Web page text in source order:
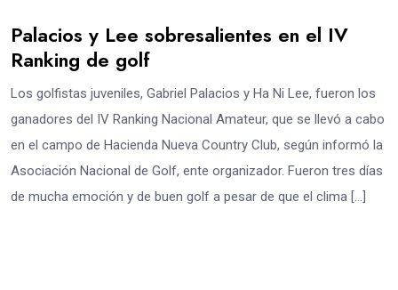
Palacios y Lee sobresalientes en el IV
Ranking de golf
Los golfistas juveniles, Gabriel Palacios y Ha Ni Lee, fueron los
ganadores del IV Ranking Nacional Amateur, que se llevó a cabo
en el campo de Hacienda Nueva Country Club, según informó la
Asociación Nacional de Golf, ente organizador. Fueron tres días
de mucha emoción y de buen golf a pesar de que el clima […]